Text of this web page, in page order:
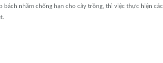
bách nhằm chống hạn cho cây trồng, thì việc thực hiện các